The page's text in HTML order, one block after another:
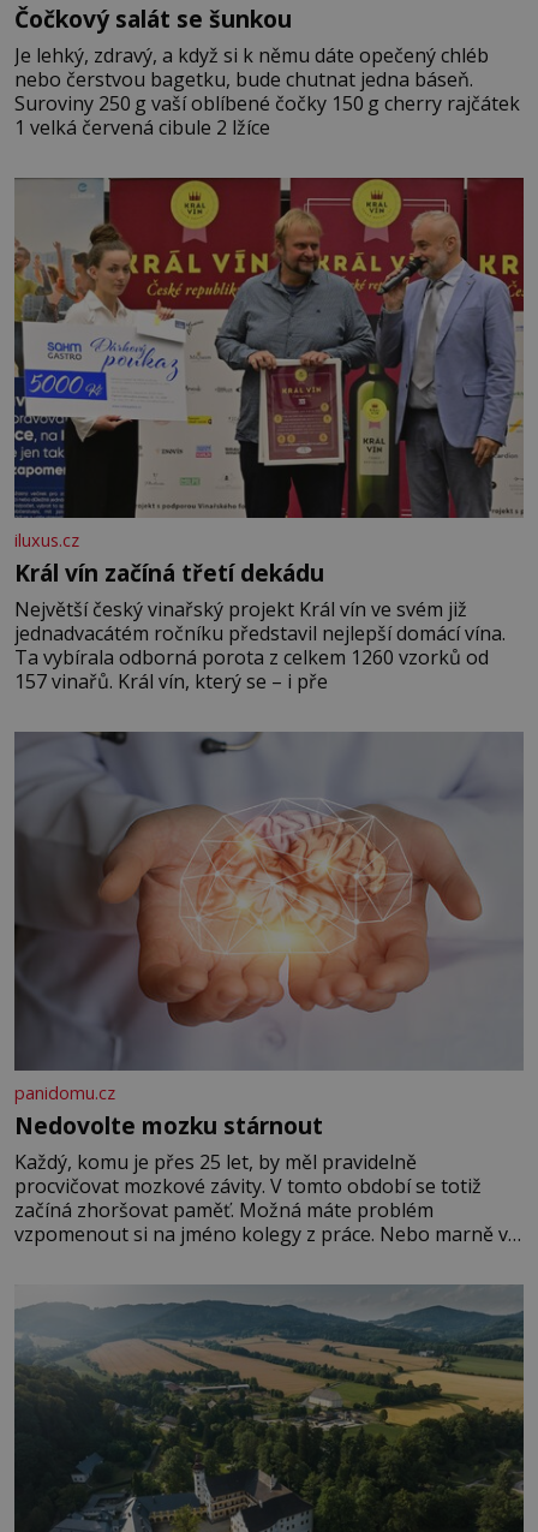
Čočkový salát se šunkou
Je lehký, zdravý, a když si k němu dáte opečený chléb
nebo čerstvou bagetku, bude chutnat jedna báseň.
Suroviny 250 g vaší oblíbené čočky 150 g cherry rajčátek
1 velká červená cibule 2 lžíce
iluxus.cz
Král vín začíná třetí dekádu
Největší český vinařský projekt Král vín ve svém již
jednadvacátém ročníku představil nejlepší domácí vína.
Ta vybírala odborná porota z celkem 1260 vzorků od
157 vinařů. Král vín, který se – i pře
panidomu.cz
Nedovolte mozku stárnout
Každý, komu je přes 25 let, by měl pravidelně
procvičovat mozkové závity. V tomto období se totiž
začíná zhoršovat paměť. Možná máte problém
vzpomenout si na jméno kolegy z práce. Nebo marně v
Je to opravdu tak, s věkem jako kdyby se paměť
rozhodla stávkovat. Cvičte